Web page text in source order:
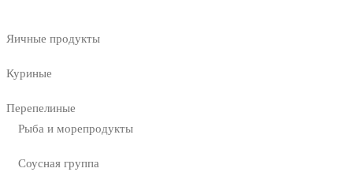
Яичные продукты
Куриные
Перепелиные
Рыба и морепродукты
Соусная группа